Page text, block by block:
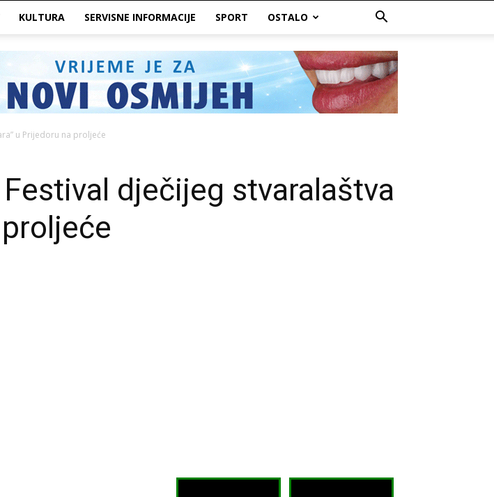
KULTURA SERVISNE INFORMACIJE SPORT OSTALO
u Prijedoru na proljeće
dječijeg stvaralaštva